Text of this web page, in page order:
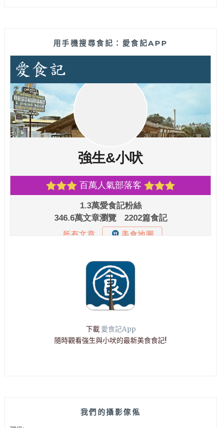
用手機搜尋食記：愛食記APP
下載 愛食記App
隨時觀看強生與小吠的最新美食食記!
我們的攝影傢俬